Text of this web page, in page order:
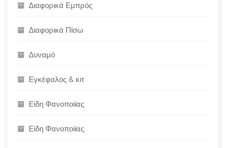
Διαφορικά Εμπρός
Διαφορικά Πίσω
Δυναμό
Εγκέφαλος & κιτ
Είδη Φανοποιϊας
Είδη Φανοποιϊας